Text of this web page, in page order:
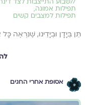
תפילות אמונה,
תפילות למצבים קשים
תֵּן בְּיָדָן וּבְיָדֵינוּ, שֶׁנִּרְאֶה
אסופת אחרי החגים